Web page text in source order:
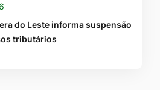
do Leste informa suspensão
tributários